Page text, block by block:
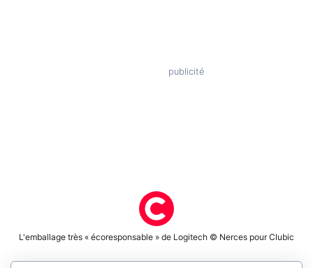
L'emballage très « écoresponsable » de Logitech © Nerces pour Clubic